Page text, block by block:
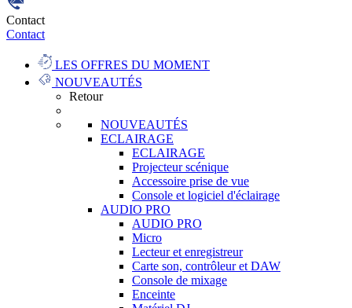
Contact
Contact
LES OFFRES DU MOMENT
NOUVEAUTÉS
Retour
NOUVEAUTÉS
ECLAIRAGE
ECLAIRAGE
Projecteur scénique
Accessoire prise de vue
Console et logiciel d'éclairage
AUDIO PRO
AUDIO PRO
Micro
Lecteur et enregistreur
Carte son, contrôleur et DAW
Console de mixage
Enceinte